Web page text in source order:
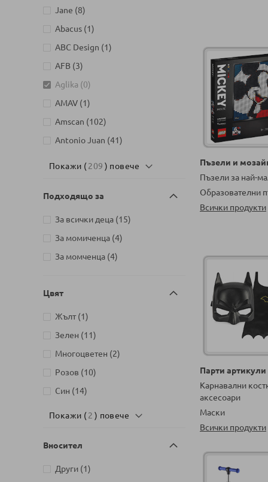
Пъзели и
Пъзели за най-
Образователни
Всички продукти
Парти артикули
Карнавални
аксесоари
Маски
Всички продукти
Детски магазин на ул.
1 8
артикули
Детски магазин на ул.
Митрополит Андрей №31,
Jane 8
артикули
Abacus 1
артикул
ABC Design
1
артикул
AFB 3
артикули
Aglika
0
артикули
AMAV 1
артикул
Amscan
102
артикули
Antonio Juan 41
артикули
Azaria 54
артикули
Baby`s Only
артикули
Babyhome
артикули
BabyOno
145
артикули
Black Sea Puzzles 1
артикул
BRICK
12
артикули
Покажи (209 ) повече
Подходящо за
За всички деца 15
артикули
За момиченца 4
артикули
За момченца 4
артикули
Цвят
Жълт 1
артикул
Зелен
11
артикули
Многоцветен
2
артикули
Розов
10
артикули
Син
14
артикули
Покажи (2 ) повече
Вносител
Други 1
артикул